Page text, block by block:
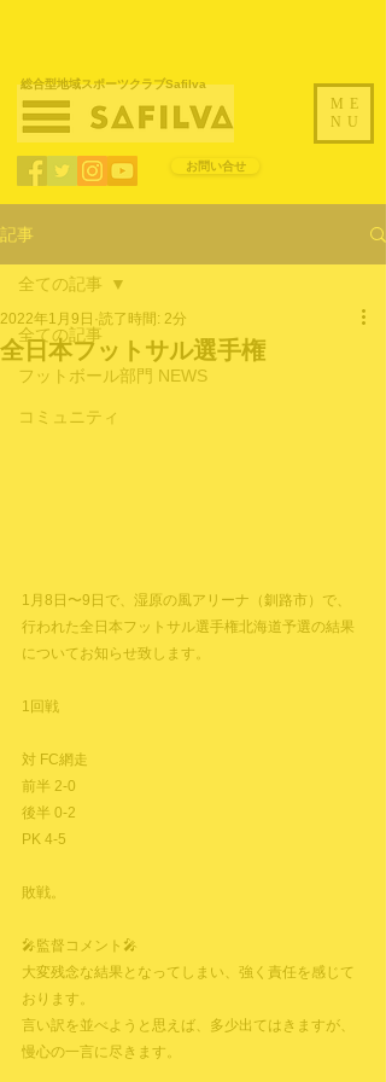
​総合型地域スポーツクラブSafilva
お問い合せ
ME
NU
記事
全ての記事
フットボール部門 NEWS
コミュニティ
全ての記事
全日本フットサル選手権
2022年1月9日 読了時間: 2分
1月8日〜9日で、湿原の風アリーナ（釧路市）で、
行われた全日本フットサル選手権北海道予選の結果
についてお知らせ致します。
1回戦
対 FC網走
前半 2-0
後半 0-2
PK 4-5
敗戦。
🎤監督コメント🎤
大変残念な結果となってしまい、強く責任を感じて
おります。
言い訳を並べようと思えば、多少出てはきますが、
慢心の一言に尽きます。